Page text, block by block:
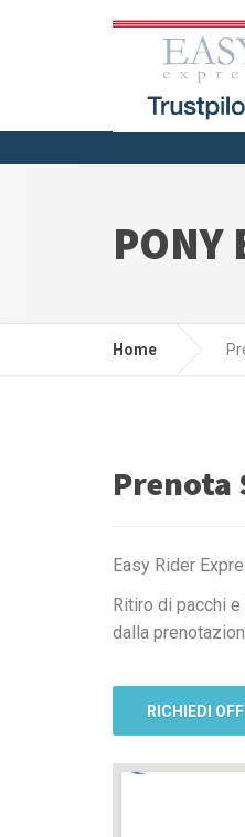
PONY
Home
Prenota
Easy Rider
Ritiro di pacchi
dalla
RICHIEDI